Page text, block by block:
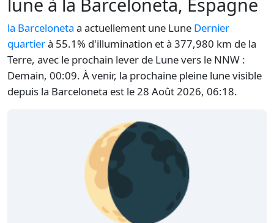
la Barceloneta a actuellement une Lune Dernier
quartierà 55.1% d'illumination et à 377,980 km de la
Terre, avec le prochain lever de Lune vers le NNW :
Demain, 00:09. À venir, la prochaine pleine lune visible
depuis la Barceloneta est le 28 Août 2026, 06:18.
🌘